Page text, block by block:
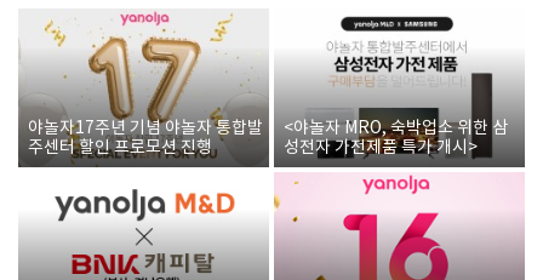
야놀자17주년 기념 야놀자 통합발
주센터 할인 프로모션 진행
<야놀자 MRO, 숙박업소 위한 삼
성전자 가전제품 특가 개시>